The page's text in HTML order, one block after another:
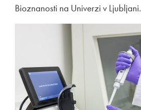
Bioznanosti na Univerzi v Ljubljani.